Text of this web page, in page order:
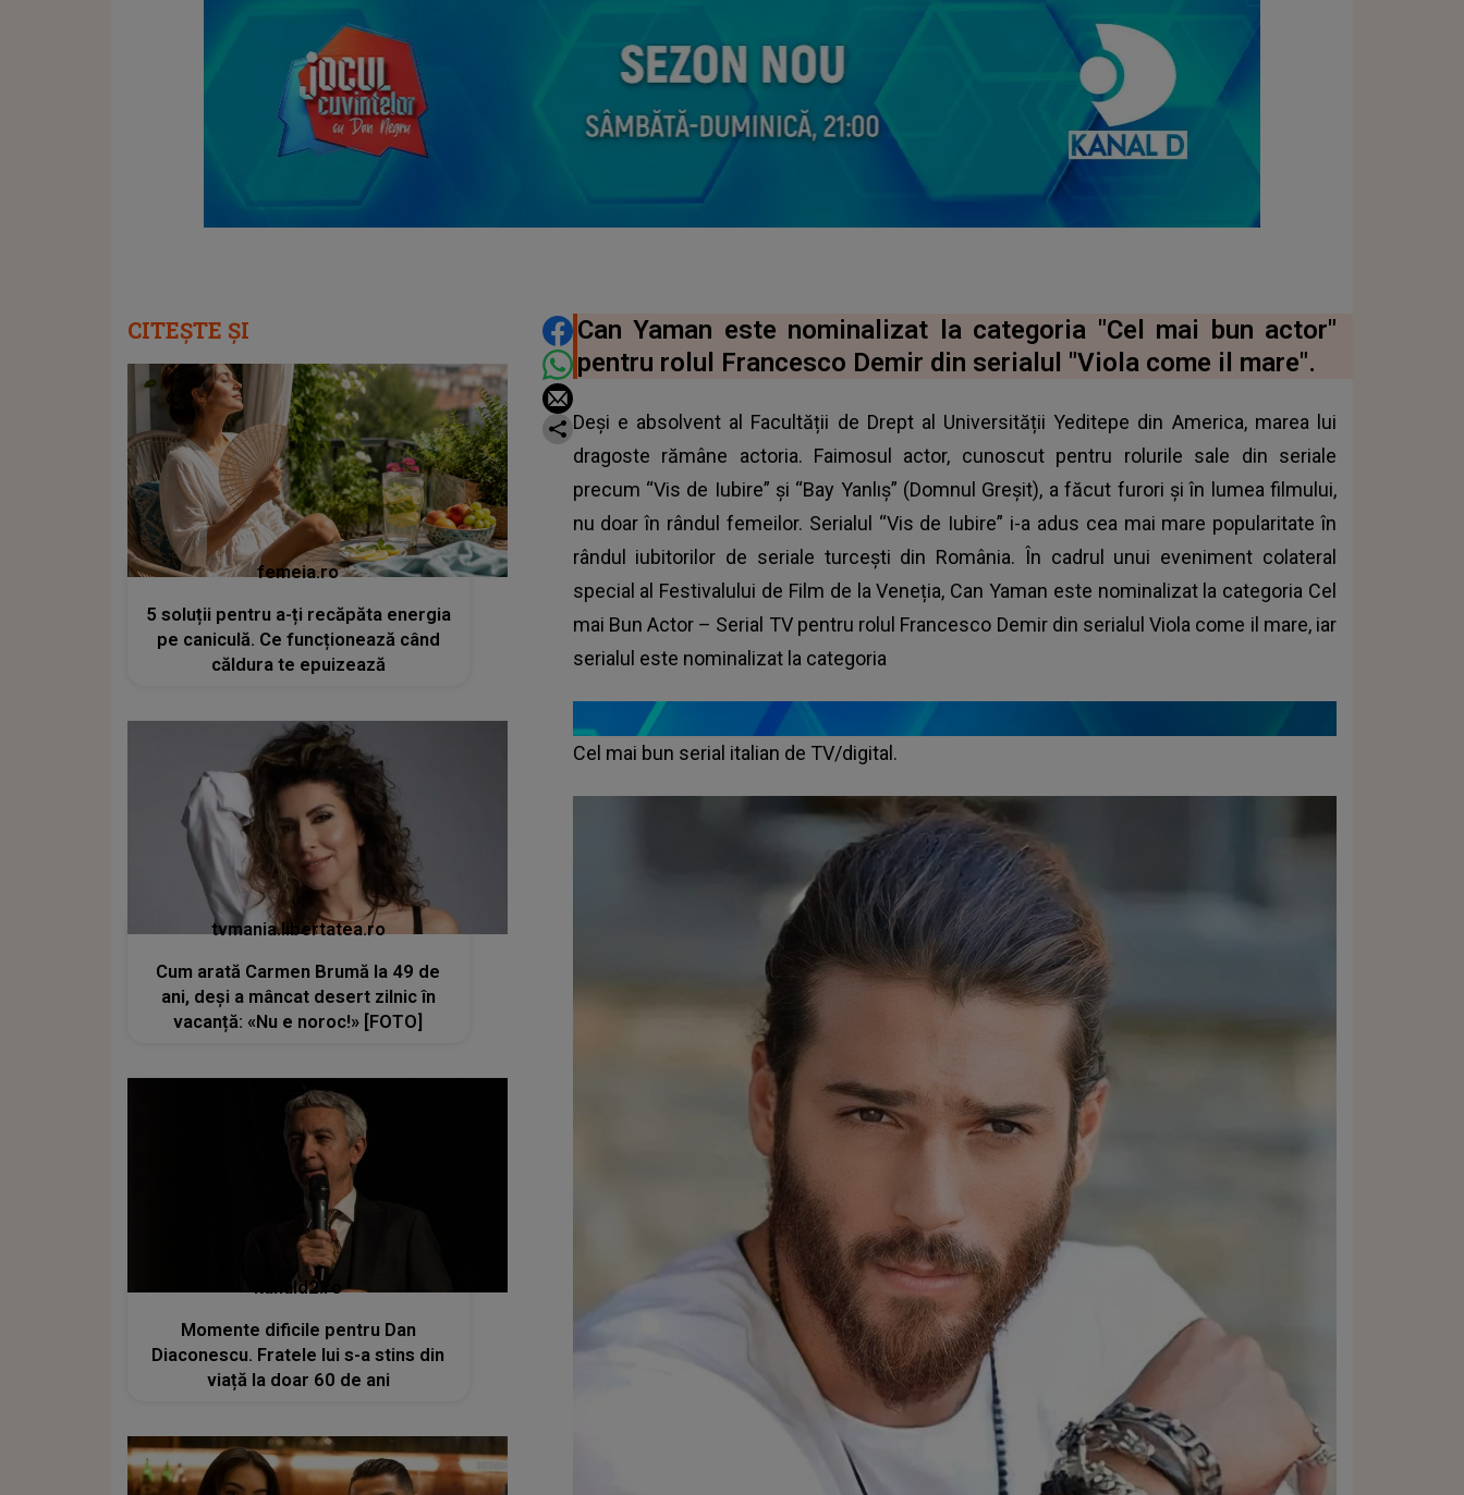
DISTRIBUIE ARTICOLUL
Can Yaman este nominalizat la categoria "Cel mai bun actor"
pentru rolul Francesco Demir din serialul "Viola come il mare".
Deși e absolvent al Facultății de Drept al Universității Yeditepe din America, marea lui
dragoste rămâne actoria. Faimosul actor, cunoscut pentru rolurile sale din seriale
precum “Vis de Iubire” și “Bay Yanlış” (Domnul Greșit), a făcut furori și în lumea filmului,
nu doar în rândul femeilor. Serialul “Vis de Iubire” i-a adus cea mai mare popularitate în
rândul iubitorilor de seriale turcești din România. În cadrul unui eveniment colateral
special al Festivalului de Film de la Veneția, Can Yaman este nominalizat la categoria Cel
mai Bun Actor – Serial TV pentru rolul Francesco Demir din serialul Viola come il mare, iar
serialul este nominalizat la categoria
Cel mai bun serial italian de TV/digital.
CITEȘTE ȘI
femeia.ro
5 soluții pentru a-ți recăpăta energia
pe caniculă. Ce funcționează când
căldura te epuizează
tvmania.libertatea.ro
Cum arată Carmen Brumă la 49 de
ani, deși a mâncat desert zilnic în
vacanță: «Nu e noroc!» [FOTO]
kanald2.ro
Momente dificile pentru Dan
Diaconescu. Fratele lui s-a stins din
viață la doar 60 de ani